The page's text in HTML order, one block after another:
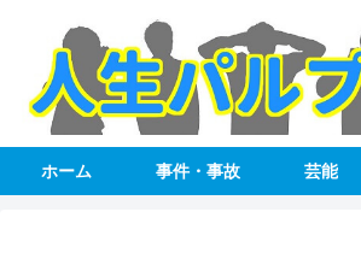
ホーム 事件・事故 芸能